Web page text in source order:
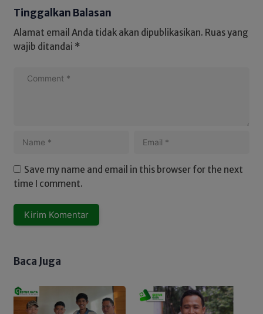
Tinggalkan Balasan
Alamat email Anda tidak akan dipublikasikan. Ruas yang
wajib ditandai *
Save my name and email in this browser for the next
time I comment.
Baca Juga